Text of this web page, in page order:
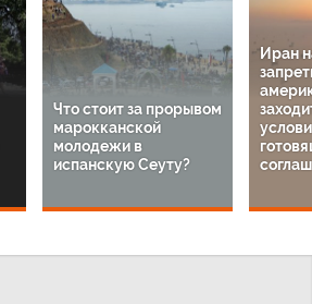
Что стоит за прорывом
марокканской
молодежи в
испанскую Сеуту?
Иран